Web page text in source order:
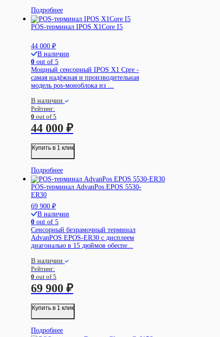
Подробнее
POS-терминал IPOS X1Core I5
44 000 ₽
В наличии
0 out of 5
Мощный сенсорный IPOS X1 Cpre -
самая надёжная и производительная
модель pos-моноблока из ...
В наличии
Рейтинг:
0 out of 5
44 000 ₽
Купить в 1 клик
Подробнее
POS-терминал AdvanPos EPOS 5530-
ER30
69 900 ₽
В наличии
0 out of 5
Сенсорный безрамочный терминал
AdvanPOS EPOS-ER30 с дисплеем
диагональю в 15 дюймов обеспе...
В наличии
Рейтинг:
0 out of 5
69 900 ₽
Купить в 1 клик
Подробнее